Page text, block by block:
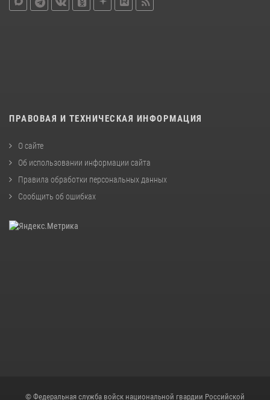
ПРАВОВАЯ И ТЕХНИЧЕСКАЯ ИНФОРМАЦИЯ
О сайте
Об использовании информации сайта
Правила обработки персональных данных
Сообщить об ошибках
© Федеральная служба войск национальной гвардии Российской